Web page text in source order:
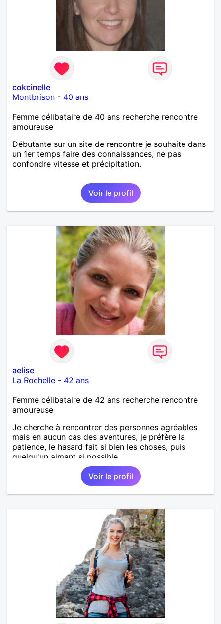
cokcinelle
Montbrison - 40 ans
Femme célibataire de 40 ans recherche rencontre
amoureuse
Débutante sur un site de rencontre je souhaite dans
un 1er temps faire des connaissances, ne pas
confondre vitesse et précipitation.
Voir le profil
aelise
La Rochelle - 42 ans
Femme célibataire de 42 ans recherche rencontre
amoureuse
Je cherche à rencontrer des personnes agréables
mais en aucun cas des aventures, je préfère la
patience, le hasard fait si bien les choses, puis
quelqu'un aimant si possible.
Voir le profil